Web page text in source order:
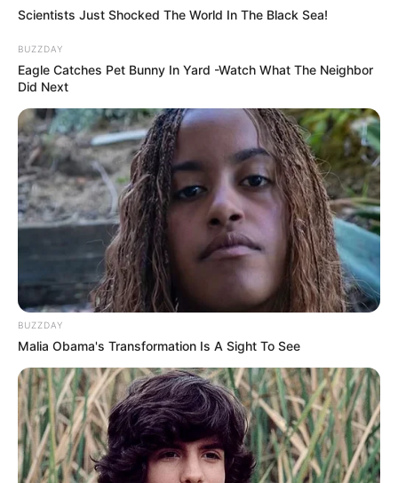
Scientists Just Shocked The World In The Black Sea!
BUZZDAY
Eagle Catches Pet Bunny In Yard -Watch What The Neighbor
Did Next
BUZZDAY
Malia Obama's Transformation Is A Sight To See